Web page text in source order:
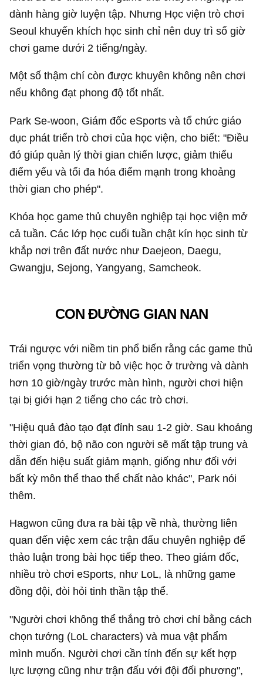
dành hàng giờ luyện tập. Nhưng Học viện trò chơi
Seoul khuyến khích học sinh chỉ nên duy trì số giờ
chơi game dưới 2 tiếng/ngày.
Một số thậm chí còn được khuyên không nên chơi
nếu không đạt phong độ tốt nhất.
Park Se-woon, Giám đốc eSports và tổ chức giáo
dục phát triển trò chơi của học viện, cho biết: "Điều
đó giúp quản lý thời gian chiến lược, giảm thiểu
điểm yếu và tối đa hóa điểm mạnh trong khoảng
thời gian cho phép".
Khóa học game thủ chuyên nghiệp tại học viện mở
cả tuần. Các lớp học cuối tuần chật kín học sinh từ
khắp nơi trên đất nước như Daejeon, Daegu,
Gwangju, Sejong, Yangyang, Samcheok.
CON ĐƯỜNG GIAN NAN
Trái ngược với niềm tin phổ biến rằng các game thủ
triển vọng thường từ bỏ việc học ở trường và dành
hơn 10 giờ/ngày trước màn hình, người chơi hiện
tại bị giới hạn 2 tiếng cho các trò chơi.
"Hiệu quả đào tạo đạt đỉnh sau 1-2 giờ. Sau khoảng
thời gian đó, bộ não con người sẽ mất tập trung và
dẫn đến hiệu suất giảm mạnh, giống như đối với
bất kỳ môn thể thao thể chất nào khác", Park nói
thêm.
Hagwon cũng đưa ra bài tập về nhà, thường liên
quan đến việc xem các trận đấu chuyên nghiệp để
thảo luận trong bài học tiếp theo. Theo giám đốc,
nhiều trò chơi eSports, như LoL, là những game
đồng đội, đòi hỏi tinh thần tập thể.
"Người chơi không thể thắng trò chơi chỉ bằng cách
chọn tướng (LoL characters) và mua vật phẩm
mình muốn. Người chơi cần tính đến sự kết hợp
lực lượng cũng như trận đấu với đội đối phương",